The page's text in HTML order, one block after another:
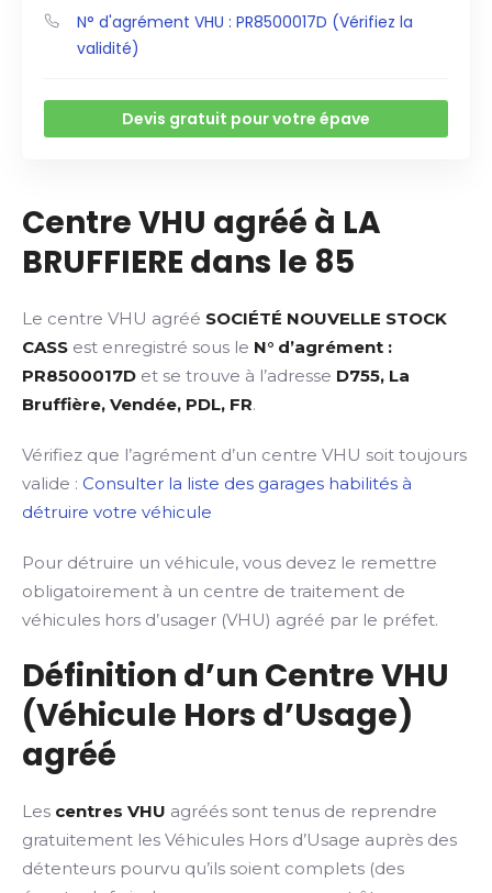
N° d'agrément VHU : PR8500017D (Vérifiez la
validité)
Devis gratuit pour votre épave
Centre VHU agréé à LA
BRUFFIERE dans le 85
Le centre VHU agréé SOCIÉTÉ NOUVELLE STOCK
CASS est enregistré sous le N° d’agrément :
PR8500017D et se trouve à l’adresse D755, La
Bruffière, Vendée, PDL, FR.
Vérifiez que l’agrément d’un centre VHU soit toujours
valide : Consulter la liste des garages habilités à
détruire votre véhicule
Pour détruire un véhicule, vous devez le remettre
obligatoirement à un centre de traitement de
véhicules hors d’usager (VHU) agréé par le préfet.
Définition d’un Centre VHU
(Véhicule Hors d’Usage)
agréé
Les centres VHU agréés sont tenus de reprendre
gratuitement les Véhicules Hors d’Usage auprès des
détenteurs pourvu qu’ils soient complets (des